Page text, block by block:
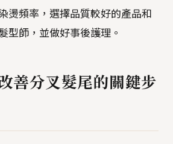
燙頻率，選擇品質較好的產品和
型師，並做好事後護理。
善分叉髮尾的關鍵步